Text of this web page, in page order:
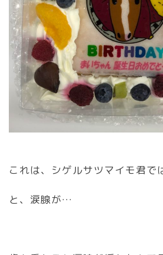
これは、シゲルサツマイモ君で
と、涙腺が…